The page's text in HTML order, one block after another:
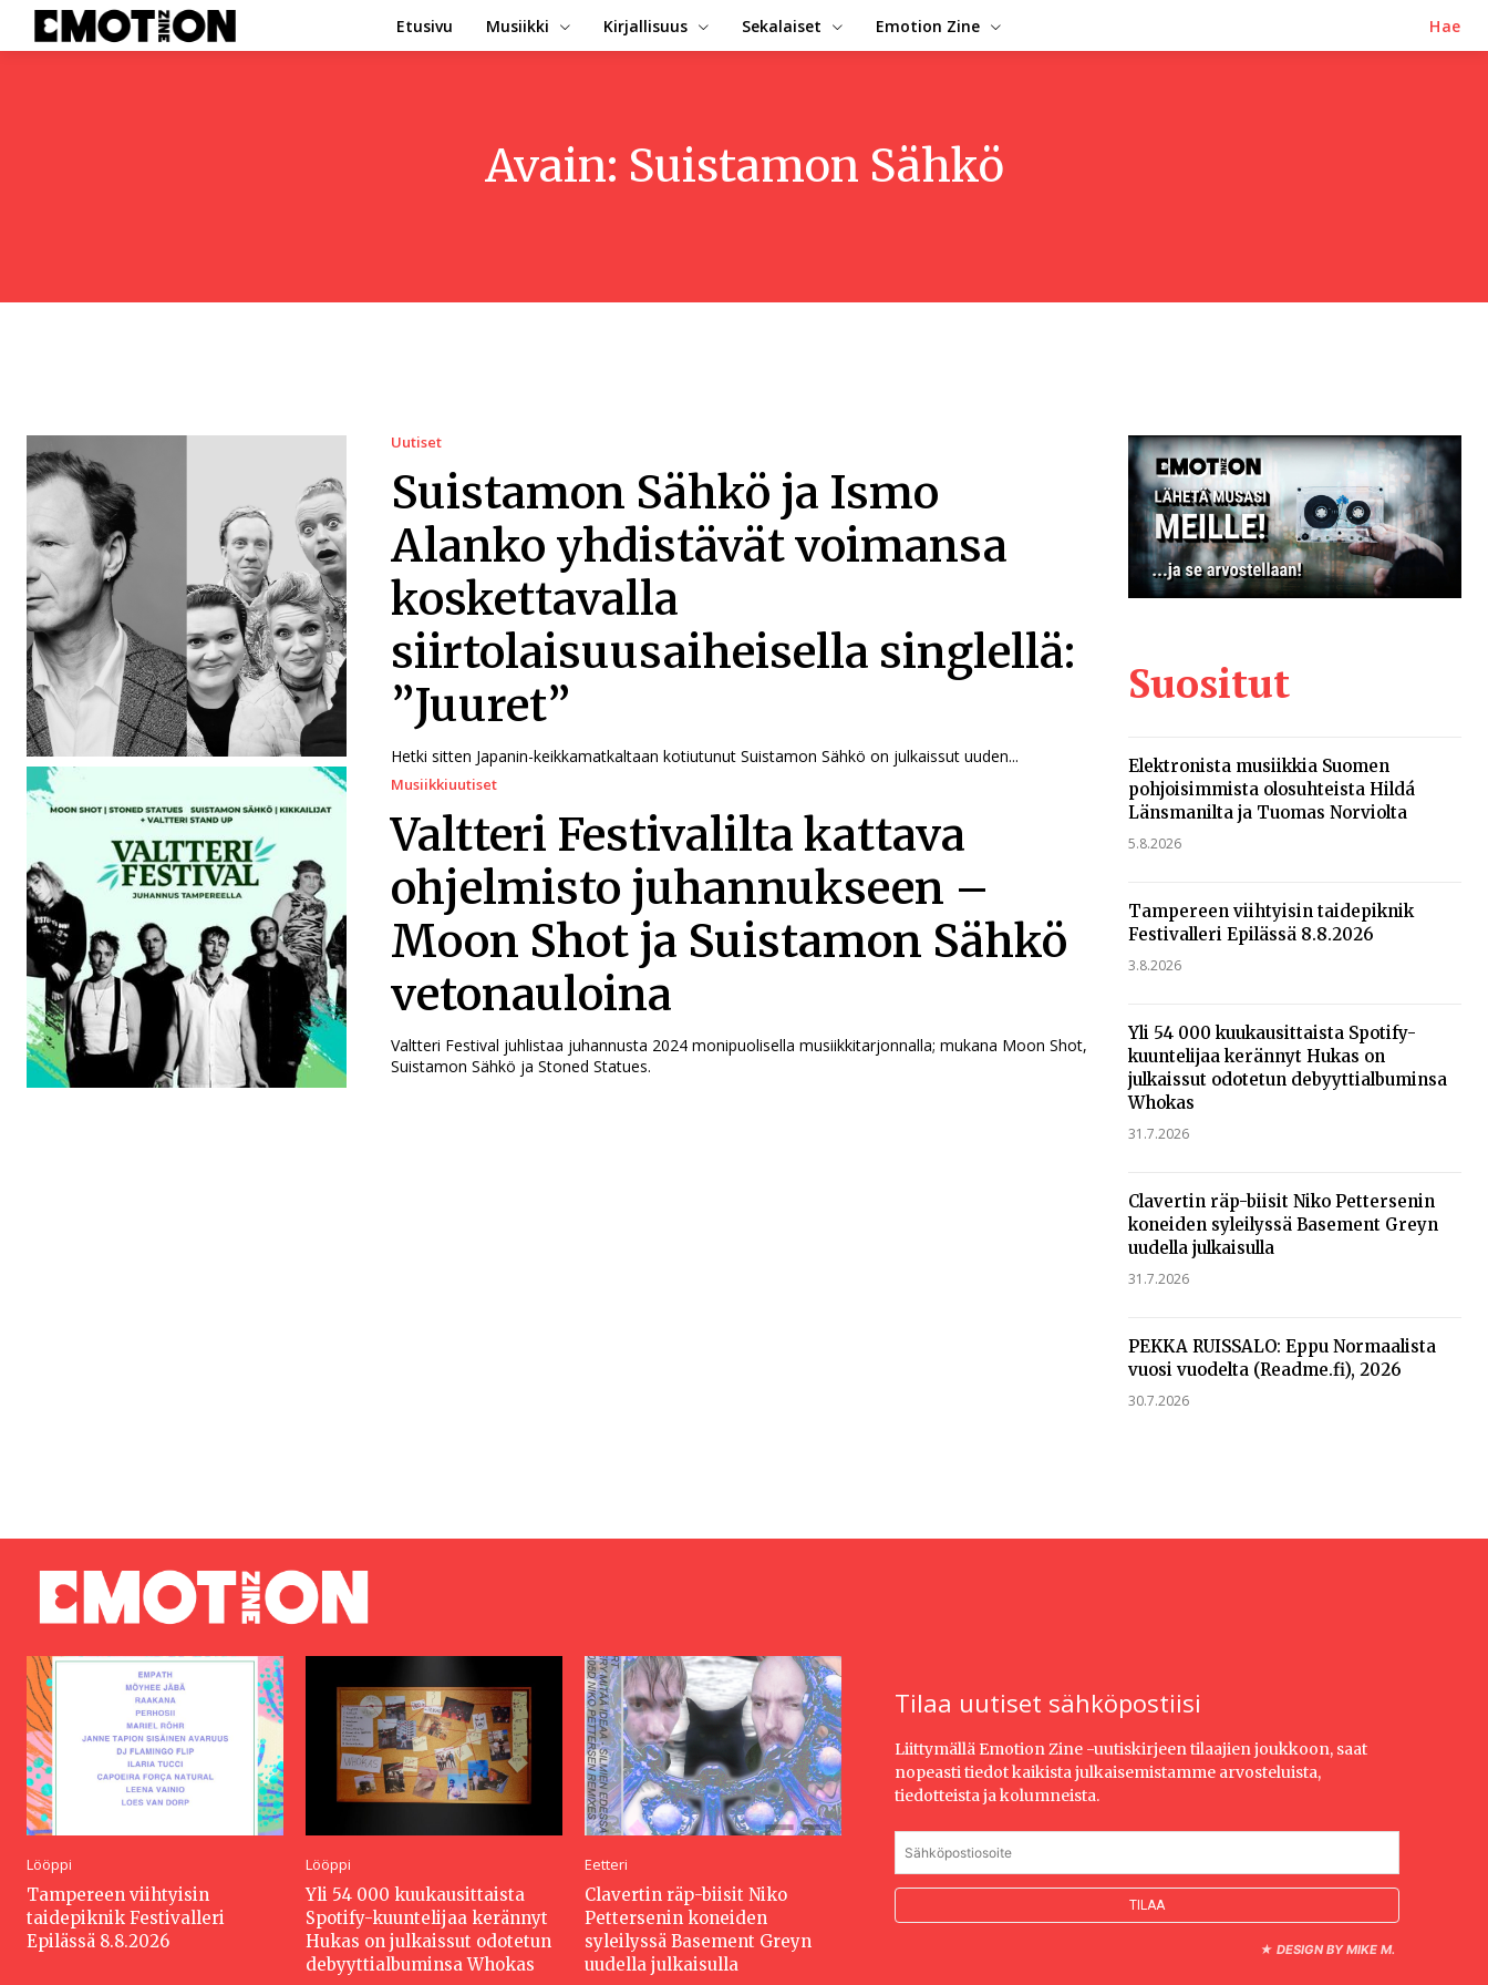
Etusivu Musiikki Kirjallisuus Sekalaiset Emotion Zine Hae
Avain: Suistamon Sähkö
Uutiset
Suistamon Sähkö ja Ismo
Alanko yhdistävät voimansa
koskettavalla
siirtolaisuusaiheisella singlellä:
”Juuret”
Hetki sitten Japanin-keikkamatkaltaan kotiutunut Suistamon Sähkö on julkaissut uuden...
Musiikkiuutiset
Valtteri Festivalilta kattava
ohjelmisto juhannukseen –
Moon Shot ja Suistamon Sähkö
vetonauloina
Valtteri Festival juhlistaa juhannusta 2024 monipuolisella musiikkitarjonnalla; mukana Moon Shot,
Suistamon Sähkö ja Stoned Statues.
Suositut
Elektronista musiikkia Suomen
pohjoisimmista olosuhteista Hildá
Länsmanilta ja Tuomas Norviolta
5.8.2026
Tampereen viihtyisin taidepiknik
Festivalleri Epilässä 8.8.2026
3.8.2026
Yli 54 000 kuukausittaista Spotify-
kuuntelijaa kerännyt Hukas on
julkaissut odotetun debyyttialbuminsa
Whokas
31.7.2026
Clavertin räp-biisit Niko Pettersenin
koneiden syleilyssä Basement Greyn
uudella julkaisulla
31.7.2026
PEKKA RUISSALO: Eppu Normaalista
vuosi vuodelta (Readme.fi), 2026
30.7.2026
Lööppi
Tampereen viihtyisin
taidepiknik Festivalleri
Epilässä 8.8.2026
Lööppi
Yli 54 000 kuukausittaista
Spotify-kuuntelijaa kerännyt
Hukas on julkaissut odotetun
debyyttialbuminsa Whokas
Eetteri
Clavertin räp-biisit Niko
Pettersenin koneiden
syleilyssä Basement Greyn
uudella julkaisulla
Tilaa uutiset sähköpostiisi
Liittymällä Emotion Zine -uutiskirjeen tilaajien joukkoon, saat
nopeasti tiedot kaikista julkaisemistamme arvosteluista,
tiedotteista ja kolumneista.
★ DESIGN BY MIKE M.